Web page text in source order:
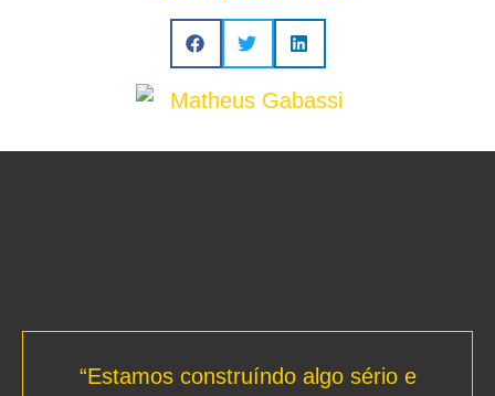
“Estamos construíndo algo sério e